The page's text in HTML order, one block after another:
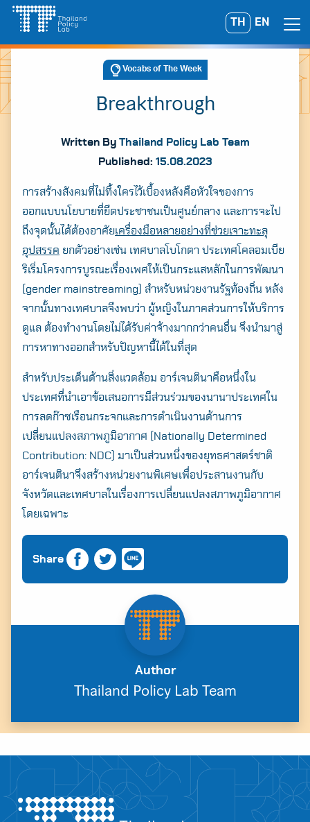
Skip
content
TH EN
A A A
Search
for:
Vocabs of The Week
Breakthrough
Written By Thailand Policy Lab Team
Published: 15.08.2023
การสร้างสังคมที่ไม่ทิ้งใครไว้เบื้องหลังคือหัวใจของการ
ออกแบบนโยบายที่ยึดประชาชนเป็นศูนย์กลาง และการจะไป
ถึงจุดนั้นได้ต้องอาศัยเครื่องมือหลายอย่างที่ช่วยเจาะทะลุ
อุปสรรค ยกตัวอย่างเช่น เทศบาลโบโกตา ประเทศโคลอมเบีย
ริเริ่มโครงการบูรณะเรื่องเพศให้เป็นกระแสหลักในการพัฒนา
(gender mainstreaming) สำหรับหน่วยงานรัฐท้องถิ่น หลัง
จากนั้นทางเทศบาลจึงพบว่า ผู้หญิงในภาคส่วนการให้บริการ
ดูแล ต้องทำงานโดยไม่ได้รับค่าจ้างมากกว่าคนอื่น จึงนำมาสู่
การหาทางออกสำหรับปัญหานี้ได้ในที่สุด
สำหรับประเด็นด้านสิ่งแวดล้อม อาร์เจนตินาคือหนึ่งใน
ประเทศที่นำเอาข้อเสนอการมีส่วนร่วมของนานาประเทศใน
การลดก๊าซเรือนกระจกและการดำเนินงานด้านการ
เปลี่ยนแปลงสภาพภูมิอากาศ (Nationally Determined
Contribution: NDC) มาเป็นส่วนหนึ่งของยุทธศาสตร์ชาติ
อาร์เจนตินาจึงสร้างหน่วยงานพิเศษเพื่อประสานงานกับ
จังหวัดและเทศบาลในเรื่องการเปลี่ยนแปลงสภาพภูมิอากาศ
โดยเฉพาะ
Share
Author
Thailand Policy Lab Team